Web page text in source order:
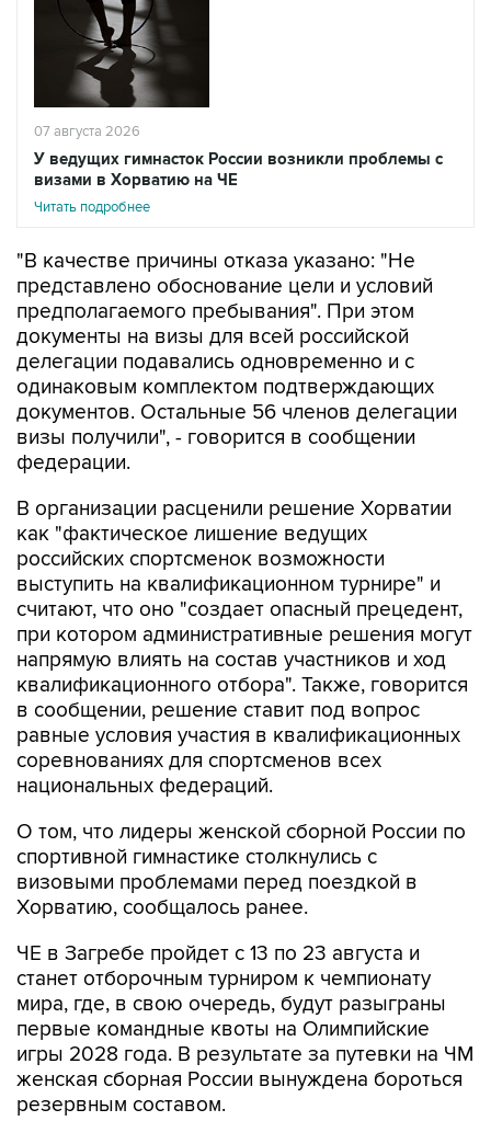
07 августа 2026
У ведущих гимнасток России возникли проблемы с
визами в Хорватию на ЧЕ
Читать подробнее
"В качестве причины отказа указано: "Не
представлено обоснование цели и условий
предполагаемого пребывания". При этом
документы на визы для всей российской
делегации подавались одновременно и с
одинаковым комплектом подтверждающих
документов. Остальные 56 членов делегации
визы получили", - говорится в сообщении
федерации.
В организации расценили решение Хорватии
как "фактическое лишение ведущих
российских спортсменок возможности
выступить на квалификационном турнире" и
считают, что оно "создает опасный прецедент,
при котором административные решения могут
напрямую влиять на состав участников и ход
квалификационного отбора". Также, говорится
в сообщении, решение ставит под вопрос
равные условия участия в квалификационных
соревнованиях для спортсменов всех
национальных федераций.
О том, что лидеры женской сборной России по
спортивной гимнастике столкнулись с
визовыми проблемами перед поездкой в
Хорватию, сообщалось ранее.
ЧЕ в Загребе пройдет с 13 по 23 августа и
станет отборочным турниром к чемпионату
мира, где, в свою очередь, будут разыграны
первые командные квоты на Олимпийские
игры 2028 года. В результате за путевки на ЧМ
женская сборная России вынуждена бороться
резервным составом.